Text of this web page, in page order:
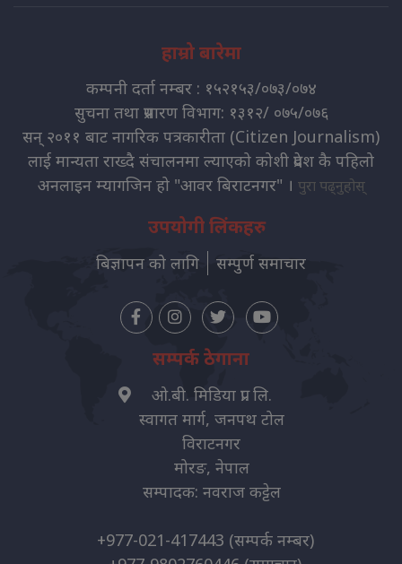
हाम्रो बारेमा
कम्पनी दर्ता नम्बर : १५२१५३/०७३/०७४
सुचना तथा प्रसारण विभाग: १३१२/ ०७५/०७६
सन् २०११ बाट नागरिक पत्रकारीता (Citizen Journalism)
लाई मान्यता राख्दै संचालनमा ल्याएको कोशी प्रदेश कै पहिलो
अनलाइन म्यागजिन हो "आवर बिराटनगर" । पुरा पढ्नुहोस्
उपयोगी लिंकहरु
बिज्ञापन को लागि सम्पुर्ण समाचार
सम्पर्क ठेगाना
ओ.बी. मिडिया प्रा. लि.
स्वागत मार्ग, जनपथ टोल
विराटनगर
मोरङ, नेपाल
सम्पादक: नवराज कट्टेल
+977-021-417443 (सम्पर्क नम्बर)